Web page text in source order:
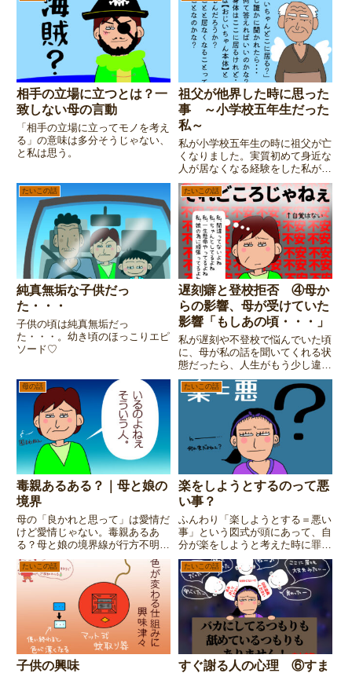
相手の立場に立つとは？一
致しない母の言動
「相手の立場に立ってモノを考え
る」の意味は多分そうじゃない、
と私は思う。
祖父が他界した時に思った
事 ～小学校五年生だった
私～
私が小学校五年生の時に祖父が亡
くなりました。実質初めて身近な
人が居なくなる経験をした私が、
その頃感じた事を記事にしてみま
した。・・・子供の頃からアレコ
レ考えたり悩んだりするタイプだ
った様子。
たいこの話
純真無垢な子供だっ
た・・・
子供の頃は純真無垢だっ
た・・・。幼き頃のほっこりエピ
ソード♡
たいこの話
遅刻癖と登校拒否 ④母か
らの影響、母が受けていた
影響「もしあの頃・・・」
私が遅刻や不登校で悩んでいた頃
に、母が私の話を聞いてくれる状
態だったら、人生がもう少し違っ
た（楽だった）だろうな・・・と
想像したりします。でも「それは
無理だったんだな」と感じてい
る、その理由とは・・・？連載第
4話は・・・超長い！
母の話
毒親あるある？｜母と娘の
境界
母の「良かれと思って」は愛情だ
けど愛情じゃない。毒親あるあ
る？母と娘の境界線が行方不明に
なる話。
たいこの話
楽をしようとするのって悪
い事？
ふんわり「楽しようとする＝悪い
事」という図式が頭にあって、自
分が楽をしようと考えた時に罪悪
感を感じて心がザワザワしてしま
う。 と、思っていたけれど、自
分の感情を紐解いてみたら・・・
「これって罪悪感と違うので
は？」と気付いた話の第一話で
す。
たいこの話
子供の興味
たいこの話
すぐ謝る人の心理 ⑥すま